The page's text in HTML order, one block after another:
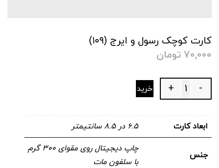
کارت کوچک رسول و ایرج (۱۰۹)
70,000 تومان
Quantity -
+ خرید
ابعاد کارت ۶.۵ در ۸.۵ سانتیمتر
جنس
چاپ دیجیتال روی مقوای ۳۰۰ گرم
با سلفون مات